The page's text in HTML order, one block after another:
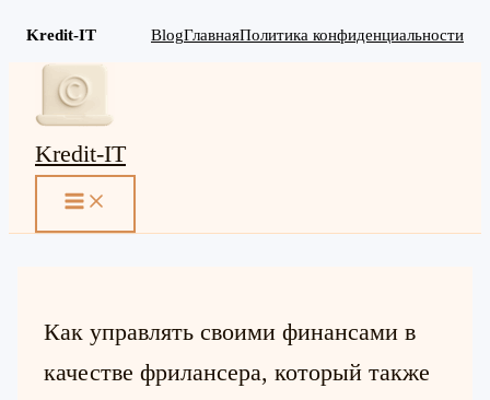
Kredit-IT BlogГлавнаяПолитика конфиденциальности
Перейти
содержимому
Kredit-IT
MAIN
Как управлять своими финансами в
качестве фрилансера, который также